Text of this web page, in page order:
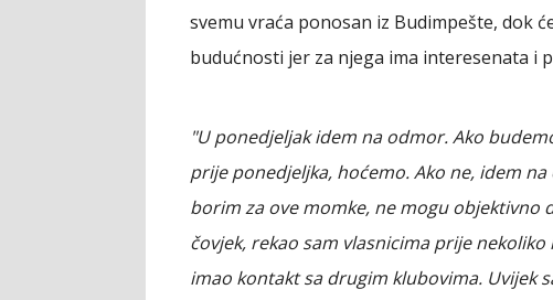
svemu vraća ponosan iz Budimpešte, dok
budućnosti jer za njega ima interesenata i
"U ponedjeljak idem na odmor. Ako
prije ponedjeljka, hoćemo. Ako ne, idem
borim za ove momke, ne mogu objektivno
čovjek, rekao sam vlasnicima prije
imao kontakt sa drugim klubovima. Uvijek